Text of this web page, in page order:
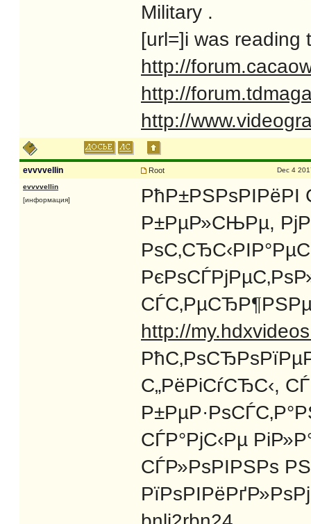
Military .
[url=]i was reading
http://
http://
http://
evvvvellin Root Dec 4
evvvvellin
[информация]
Р±РµР»СЊРµ,
http://
С„РёРіСѓСЂС‹,
СЃР°РјС‹Рµ
СЃР»РѕРІРЅРѕ